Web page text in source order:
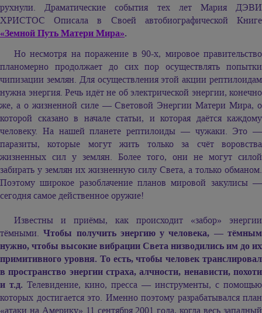
рухнули. Драматические события тех лет Мария ДЭВИ
ХРИСТОС Описала в Своей автобиографической Книге
«Земной Путь Матери Мира».
Но несмотря на поражение в 90-х, мировое правительство
планомерно продолжает до сих пор осуществлять попытки
чипизации землян. Для осуществления этой акции рептилоидам
нужна энергия. Речь идёт не об электрической энергии, конечно
же, а о жизненной силе — Световой Энергии Матери Мира, о
которой сказано в начале статьи, и которая даётся каждому
человеку. На нашей планете рептилоиды — чужаки. Это —
паразиты, которые могут жить только за счёт воровства
жизненных сил у землян. Более того, они не могут силой
забирать у землян их жизненную силу Света, а только обманом.
Поэтому широкое разоблачение планов мировой закулисы —
сегодня самое действенное оружие!
Известны и приёмы, как происходит «забор» энергии
тёмными.Чтобы получить энергию у человека, — тёмным
нужно, чтобы высокие вибрации Света низводились им до их
примитивного уровня. То есть, чтобы человек транслировал
в пространство энергии страха, алчности, ненависти, похоти
и т.д. Телевидение, кино, пресса — инструменты, с помощью
которых достигается это. Именно поэтому разрабатывался план
«атаки на Америку» 11 сентября 2001 года, когда весь западный